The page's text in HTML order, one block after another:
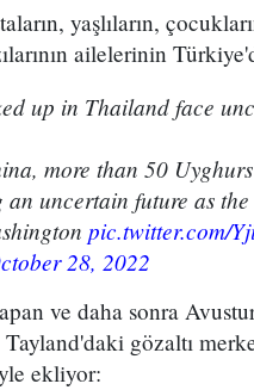
yaşlıların,
ailelerinin
up in Thailand face
more than 50
uncertain future as
pic.twitter.com/
28, 2022
ve daha sonra
gözaltı
ekliyor: